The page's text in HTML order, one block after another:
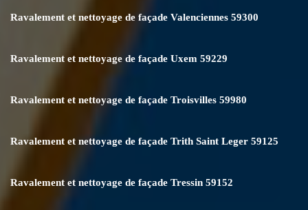
Ravalement et nettoyage de façade Valenciennes 59300
Ravalement et nettoyage de façade Uxem 59229
Ravalement et nettoyage de façade Troisvilles 59980
Ravalement et nettoyage de façade Trith Saint Leger 59125
Ravalement et nettoyage de façade Tressin 59152